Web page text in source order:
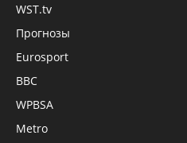
WST.tv
Прогнозы
Eurosport
BBC
WPBSA
Metro